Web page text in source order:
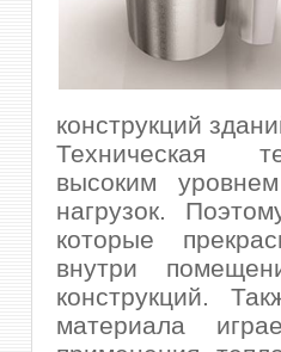
конструкций
Техническая
высоким
нагрузок.
которые
внутри
конструкций.
материала